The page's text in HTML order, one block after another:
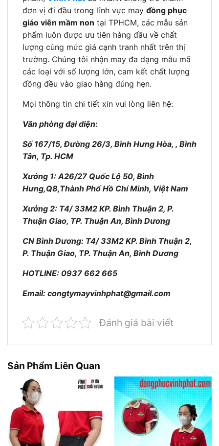
đơn vị đi đầu trong lĩnh vực may đồng phục
giáo viên mầm non tại TPHCM, các mẫu sản
phẩm luôn được ưu tiên hàng đầu về chất
lượng cùng mức giá cạnh tranh nhất trên thị
trường. Chúng tôi nhận may đa dạng mẫu mã
các loại với số lượng lớn, cam kết chất lượng
đồng đều vào giao hàng đúng hẹn.
Mọi thông tin chi tiết xin vui lòng liên hệ:
Văn phòng đại diện:
Số 167/15, Đường 26/3, Bình Hưng Hòa, , Bình
Tân, Tp. HCM
Xưởng 1: A26/27 Quốc Lộ 50, Bình
Hưng,Q8,Thành Phố Hồ Chí Minh, Việt Nam
Xưởng 2: T4/ 33M2 KP. Bình Thuận 2, P.
Thuận Giao, TP. Thuận An, Bình Dương
CN Bình Dương: T4/ 33M2 KP. Bình Thuận 2,
P. Thuận Giao, TP. Thuận An, Bình Dương
HOTLINE: 0937 662 665
Email: congtymayvinhphat@gmail.com
Đánh giá bài viết
Sản Phẩm Liên Quan